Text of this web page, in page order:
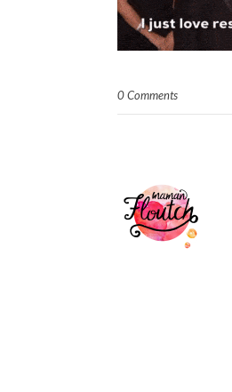
0 Comments